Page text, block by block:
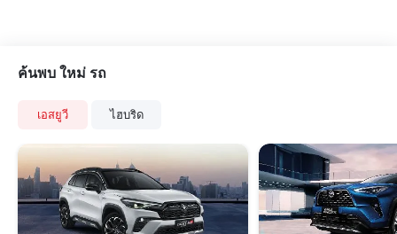
ค้นพบ ใหม่ รถ
เอสยูวี ไฮบริด